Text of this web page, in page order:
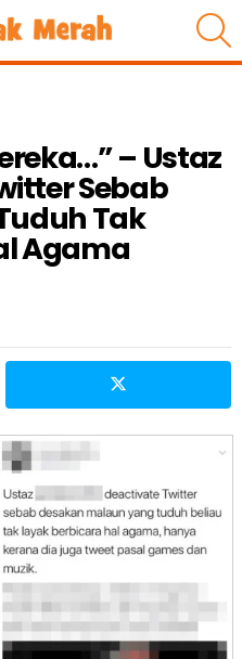
– Ustaz
Sebab
Tak
Agama